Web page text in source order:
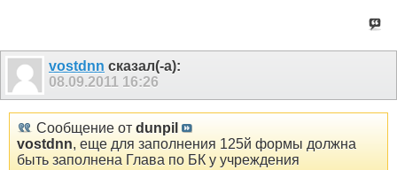
vostdnn сказал(-а):
08.09.2011 16:26
Сообщение от dunpil
vostdnn, еще для заполнения 125й формы должна
быть заполнена Глава по БК у учреждения